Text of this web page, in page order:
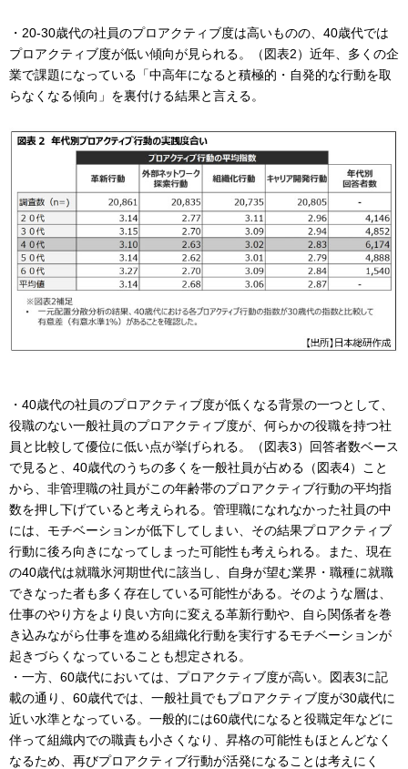
・20-30歳代の社員のプロアクティブ度は高いものの、40歳代では
プロアクティブ度が低い傾向が見られる。（図表2）近年、多くの企
業で課題になっている「中高年になると積極的・自発的な行動を取
らなくなる傾向」を裏付ける結果と言える。
・40歳代の社員のプロアクティブ度が低くなる背景の一つとして、
役職のない一般社員のプロアクティブ度が、何らかの役職を持つ社
員と比較して優位に低い点が挙げられる。（図表3）回答者数ベース
で見ると、40歳代のうちの多くを一般社員が占める（図表4）こと
から、非管理職の社員がこの年齢帯のプロアクティブ行動の平均指
数を押し下げていると考えられる。管理職になれなかった社員の中
には、モチベーションが低下してしまい、その結果プロアクティブ
行動に後ろ向きになってしまった可能性も考えられる。また、現在
の40歳代は就職氷河期世代に該当し、自身が望む業界・職種に就職
できなった者も多く存在している可能性がある。そのような層は、
仕事のやり方をより良い方向に変える革新行動や、自ら関係者を巻
き込みながら仕事を進める組織化行動を実行するモチベーションが
起きづらくなっていることも想定される。
・一方、60歳代においては、プロアクティブ度が高い。図表3に記
載の通り、60歳代では、一般社員でもプロアクティブ度が30歳代に
近い水準となっている。一般的には60歳代になると役職定年などに
伴って組織内での職責も小さくなり、昇格の可能性もほとんどなく
なるため、再びプロアクティブ行動が活発になることは考えにく